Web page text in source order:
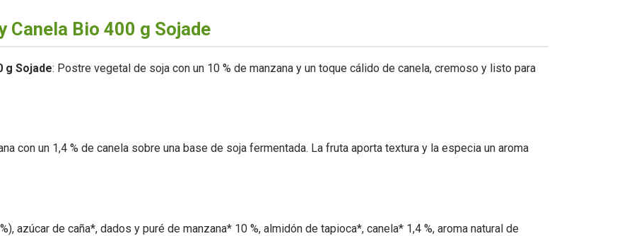
Canela Bio 400 g Sojade
g Sojade: Postre vegetal de soja con un 10 % de manzana y un toque cálido de canela, cremoso y listo para
con un 1,4 % de canela sobre una base de soja fermentada. La fruta aporta textura y la especia un aroma
azúcar de caña*, dados y puré de manzana* 10 %, almidón de tapioca*, canela* 1,4 %, aroma natural de